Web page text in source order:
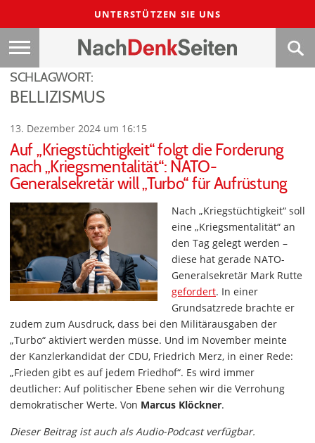
UNTERSTÜTZEN SIE UNS
SCHLAGWORT:
BELLIZISMUS
13. Dezember 2024 um 16:15
Auf „Kriegstüchtigkeit“ folgt die Forderung
nach „Kriegsmentalität“: NATO-
Generalsekretär will „Turbo“ für Aufrüstung
Nach „Kriegstüchtigkeit“ soll
eine „Kriegsmentalität“ an
den Tag gelegt werden –
diese hat gerade NATO-
Generalsekretär Mark Rutte
gefordert. In einer
Grundsatzrede brachte er
zudem zum Ausdruck, dass bei den Militärausgaben der
„Turbo“ aktiviert werden müsse. Und im November meinte
der Kanzlerkandidat der CDU, Friedrich Merz, in einer Rede:
„Frieden gibt es auf jedem Friedhof“. Es wird immer
deutlicher: Auf politischer Ebene sehen wir die Verrohung
demokratischer Werte. Von Marcus Klöckner.
Dieser Beitrag ist auch als Audio-Podcast verfügbar.